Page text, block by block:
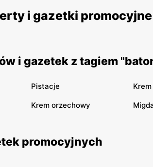
i gazetki promocyjne
i gazetek z tagiem
Pistacje
Krem orzechowy
promocyjnych